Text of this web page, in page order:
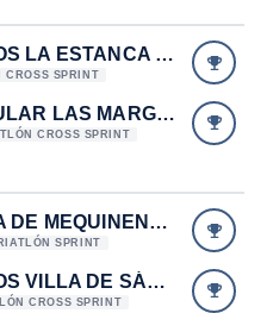
XII TRIATLÓN CROS LA ESTANCA DE ALCAÑIZ
CROSS SPRINT
II TRIATLÓN POPULAR LAS MARGAS-GOLF
CROSS SPRINT
II TRIATLÓN VILLA DE MEQUINENZA. CAMPEONATO DE ARAGÓN DE TRIATLÓN SPRINT 2015.
SPRINT
VII TRIATLÓN CROS VILLA DE SÁDABA
CROSS SPRINT